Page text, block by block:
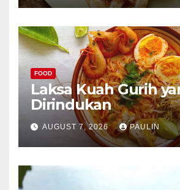
FOOD
Laksa Kuah Gurih
Dirindukan
AUGUST 7, 2026 PAULIN